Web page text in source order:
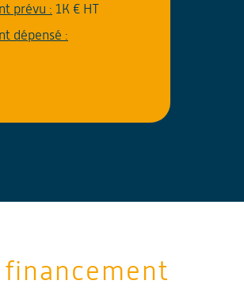
prévu : 1K € HT
dépensé :
financement